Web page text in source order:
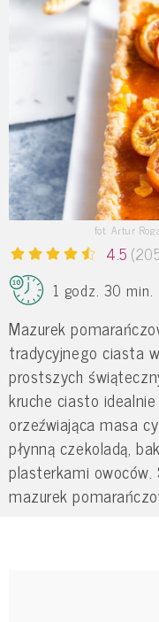
fot. Artur
4.5
1 godz. 30 min.
Mazurek
tradycyjnego ciasta
prostszych
kruche ciasto
orzeźwiająca masa
płynną czekoladą,
plasterkami
mazurek